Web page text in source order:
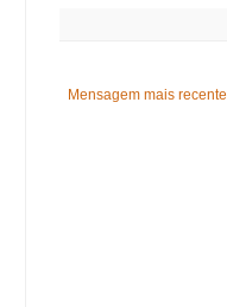
Mensagem mais recente